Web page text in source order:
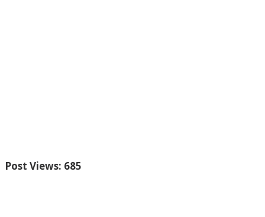
Post Views: 685